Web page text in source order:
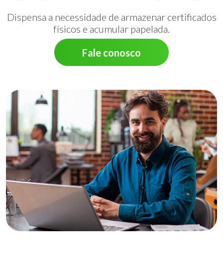
Dispensa a necessidade de armazenar certificados
físicos e acumular papelada.
Fale conosco